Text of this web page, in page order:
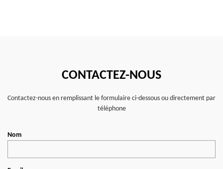
CONTACTEZ-NOUS
Contactez-nous en remplissant le formulaire ci-dessous ou directement par
téléphone
Nom